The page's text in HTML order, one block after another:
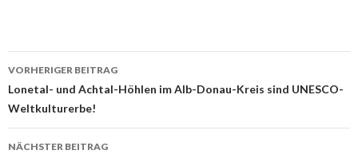
Beitrags-
Navigation
VORHERIGER BEITRAG
Lonetal- und Achtal-Höhlen im Alb-Donau-Kreis sind UNESCO-
Weltkulturerbe!
NÄCHSTER BEITRAG